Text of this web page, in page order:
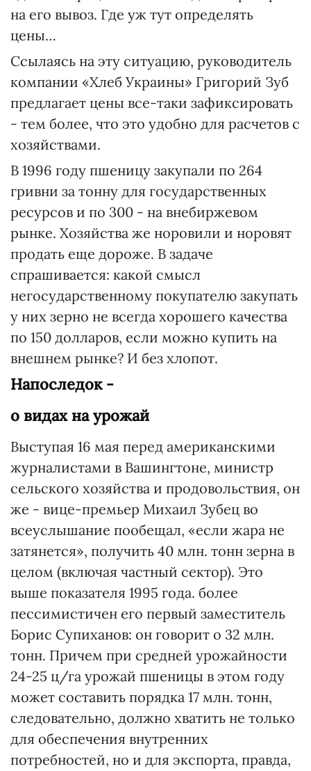
на его вывоз. Где уж тут определять
цены…
Ссылаясь на эту ситуацию, руководитель
компании «Хлеб Украины» Григорий Зуб
предлагает цены все-таки зафиксировать
- тем более, что это удобно для расчетов с
хозяйствами.
В 1996 году пшеницу закупали по 264
гривни за тонну для государственных
ресурсов и по 300 - на внебиржевом
рынке. Хозяйства же норовили и норовят
продать еще дороже. В задаче
спрашивается: какой смысл
негосударственному покупателю закупать
у них зерно не всегда хорошего качества
по 150 долларов, если можно купить на
внешнем рынке? И без хлопот.
Напоследок -
о видах на урожай
Выступая 16 мая перед американскими
журналистами в Вашингтоне, министр
сельского хозяйства и продовольствия, он
же - вице-премьер Михаил Зубец во
всеуслышание пообещал, «если жара не
затянется», получить 40 млн. тонн зерна в
целом (включая частный сектор). Это
выше показателя 1995 года. более
пессимистичен его первый заместитель
Борис Супиханов: он говорит о 32 млн.
тонн. Причем при средней урожайности
24-25 ц/га урожай пшеницы в этом году
может составить порядка 17 млн. тонн,
следовательно, должно хватить не только
для обеспечения внутренних
потребностей, но и для экспорта, правда,